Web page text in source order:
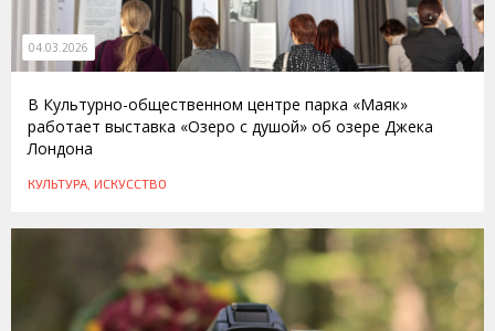
04.03.2026
В Культурно-общественном центре парка «Маяк»
работает выставка «Озеро с душой» об озере Джека
Лондона
КУЛЬТУРА, ИСКУССТВО